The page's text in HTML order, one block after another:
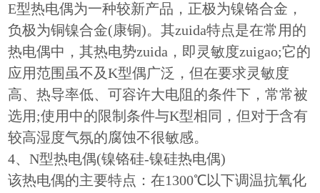
E型热电偶为一种较新产品，正极为镍铬合金，
负极为铜镍合金(康铜)。其zuida特点是在常用的
热电偶中，其热电势zuida，即灵敏度zuigao;它的
应用范围虽不及K型偶广泛，但在要求灵敏度
高、热导率低、可容许大电阻的条件下，常常被
选用;使用中的限制条件与K型相同，但对于含有
较高湿度气氛的腐蚀不很敏感。
4、N型热电偶(镍铬硅-镍硅热电偶)
该热电偶的主要特点：在1300℃以下调温抗氧化